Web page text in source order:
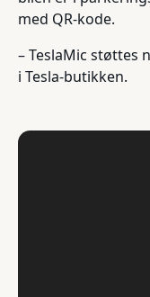
med QR-kode.
– TeslaMic støttes
i Tesla-butikken.